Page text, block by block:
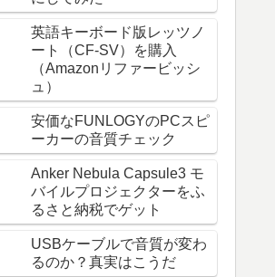
英語キーボード版レッツノ
ート（CF-SV）を購入
（Amazonリファービッシ
ュ）
安価なFUNLOGYのPCスピ
ーカーの音質チェック
Anker Nebula Capsule3 モ
バイルプロジェクターをふ
るさと納税でゲット
USBケーブルで音質が変わ
るのか？真実はこうだ